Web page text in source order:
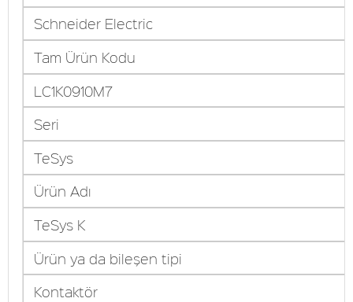
Schneider Electric
Tam Ürün Kodu
LC1K0910M7
Seri
TeSys
Ürün Adı
TeSys K
Ürün ya da bileşen tipi
Kontaktör